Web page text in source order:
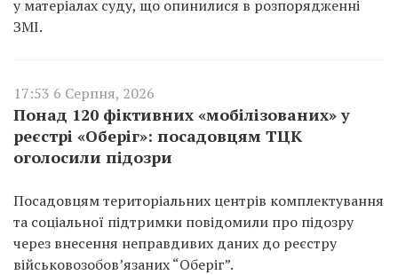
у матеріалах суду, що опинилися в розпорядженні
ЗМІ.
17:53 6 Серпня, 2026
Понад 120 фіктивних «мобілізованих» у
реєстрі «Оберіг»: посадовцям ТЦК
оголосили підозри
Посадовцям територіальних центрів комплектування
та соціальної підтримки повідомили про підозру
через внесення неправдивих даних до реєстру
військовозобов’язаних “Оберіг”.